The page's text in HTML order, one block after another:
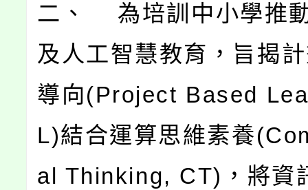
二、 為培訓中小學推
及人工智慧教育，旨揭
導向(Project Based
L)結合運算思維素養
al Thinking, CT)，將資